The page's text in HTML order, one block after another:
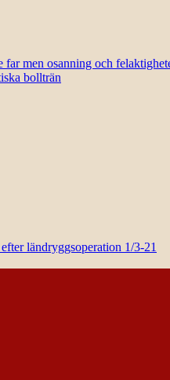
men osanning och
bollträn
ländryggsoperation 1/3-21